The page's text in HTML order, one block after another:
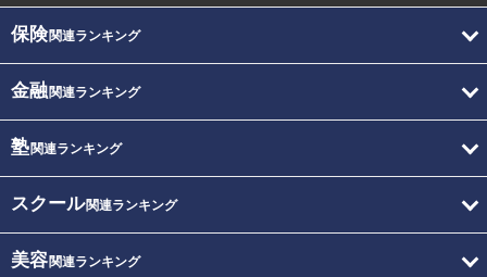
保険関連ランキング
金融関連ランキング
塾関連ランキング
スクール関連ランキング
美容関連ランキング